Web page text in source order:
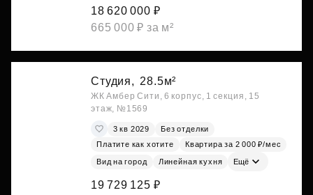
18 620 000 ₽
665 000 ₽ за м²
Студия, 28.5м²
ЖК Амбер Сити, 6 корпус, 1 секция, 15
этаж, №1569
3 кв 2029
Без отделки
Платите как хотите
Квартира за 2 000 ₽/мес
Вид на город Линейная кухня Ещё
19 729 125 ₽